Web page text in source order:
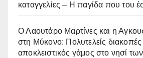
καταγγελίες – Η παγίδα που του
Ο Λαουτάρο Μαρτίνες και η
στη Μύκονο: Πολυτελείς διακοπές
αποκλειστικός γάμος στο νησί